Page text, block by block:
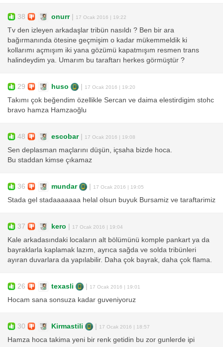
38 onurr| 17 Ocak 2016 | 19:22
Tv den izleyen arkadaşlar tribün nasıldı ? Ben bir ara
bağırmanında ötesine geçmişim o kadar mükemmeldik ki
kollarımı açmışım iki yana gözümü kapatmışım resmen trans
halindeydim ya. Umarım bu taraftarı herkes görmüştür ?
29 huso 17 Ocak 2016 | 19:20
Takımı çok beğendim özellikle Sercan ve daima elestirdigim stohc
bravo hamza Hamzaoğlu
48 escobar| 17 Ocak 2016 | 19:08
Sen deplasman maçlarını düşün, içsaha bizde hoca.
Bu staddan kimse çıkamaz
36 mundar 17 Ocak 2016 | 19:05
Stada gel stadaaaaaaa helal olsun buyuk Bursamiz ve taraftarimiz
37 kero 17 Ocak 2016 | 19:04
Kale arkadasındaki locaların alt bölümünü komple pankart ya da
bayraklarla kaplamak lazım, ayrıca sağda ve solda tribünleri
ayıran duvarlara da yapılabilir. Daha çok bayrak, daha çok flama.
26 texasli 17 Ocak 2016 | 19:01
Hocam sana sonsuza kadar guveniyoruz
30 Kirmastili 17 Ocak 2016 | 18:57
Hamza hoca takima yeni bir renk getidin bu zor gunlerde ipi